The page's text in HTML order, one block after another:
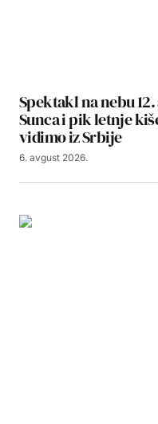
Spektakl na nebu
Sunca i pik letnje
vidimo iz Srbije
6. avgust 2026.